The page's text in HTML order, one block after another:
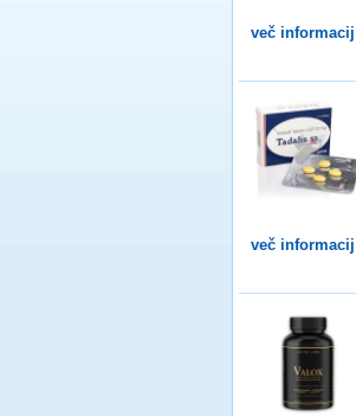
več informacij
več informacij